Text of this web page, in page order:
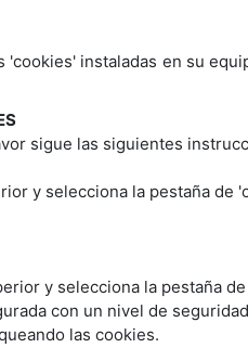
instaladas en su
sigue las siguientes
y selecciona la pestaña de
y selecciona la pestaña
con un nivel de
las cookies.